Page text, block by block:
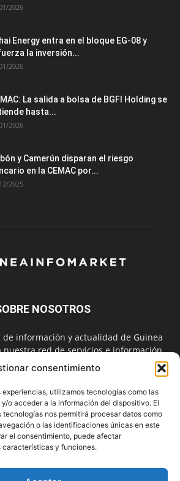
consentimiento
experiencias, utilizamos tecnologías como las
o acceder a la información del dispositivo. El
nos permitirá procesar datos como
o las identificaciones únicas en este
el consentimiento, puede afectar
y funciones.
2026
Energy entra en el bloque EG-08 y
la inversión...
2026
La salida a bolsa de BGFI Holding se
hasta...
2026
y Camerún disparan el riesgo
en la CEMAC por...
2025
NOSOTROS
de información y actualidad de Guinea
nuestra red de servicios e información
en las redes sociales.
info@guineainfomarket.com
SÍGUENOS